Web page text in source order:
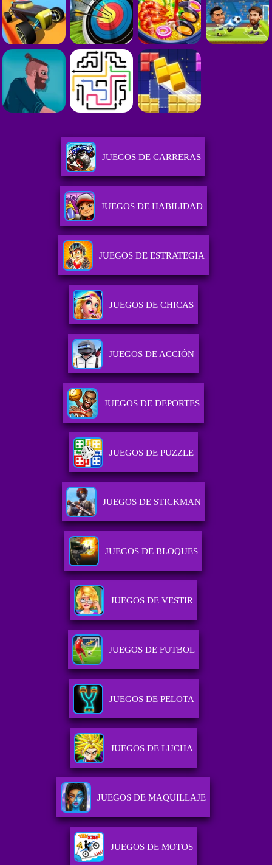
JUEGOS DE CARRERAS
JUEGOS DE HABILIDAD
JUEGOS DE ESTRATEGIA
JUEGOS DE CHICAS
JUEGOS DE ACCIÓN
JUEGOS DE DEPORTES
JUEGOS DE PUZZLE
JUEGOS DE STICKMAN
JUEGOS DE BLOQUES
JUEGOS DE VESTIR
JUEGOS DE FUTBOL
JUEGOS DE PELOTA
JUEGOS DE LUCHA
JUEGOS DE MAQUILLAJE
JUEGOS DE MOTOS